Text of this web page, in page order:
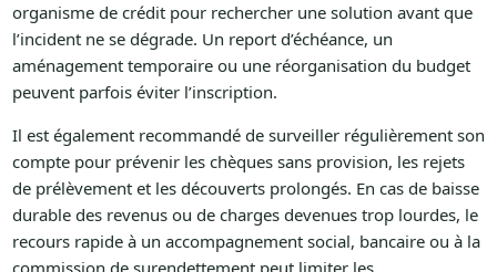
organisme de crédit pour rechercher une solution avant que
l’incident ne se dégrade. Un report d’échéance, un
aménagement temporaire ou une réorganisation du budget
peuvent parfois éviter l’inscription.
Il est également recommandé de surveiller régulièrement son
compte pour prévenir les chèques sans provision, les rejets
de prélèvement et les découverts prolongés. En cas de baisse
durable des revenus ou de charges devenues trop lourdes, le
recours rapide à un accompagnement social, bancaire ou à la